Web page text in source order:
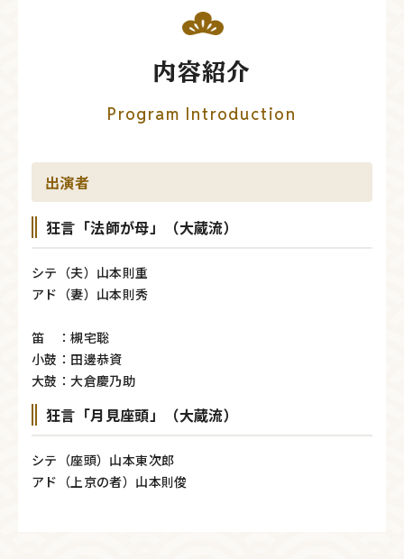
内容紹介
Program Introduction
出演者
狂言「法師が母」（大蔵流）
シテ（夫）山本則重
アド（妻）山本則秀
笛 ：槻宅聡
小鼓：田邊恭資
大鼓：大倉慶乃助
狂言「月見座頭」（大蔵流）
シテ（座頭）山本東次郎
アド（上京の者）山本則俊